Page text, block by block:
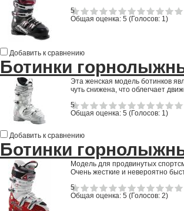
5
Общая оценка: 5 (Голосов: 1)
Добавить к сравнению
Ботинки
Эта женская модель ботинков
чуть снижена, что облегчает
5
Общая оценка: 5 (Голосов: 1)
Добавить к сравнению
Ботинки
Модель для продвинутых
Очень жесткие и невероятно
5
Общая оценка: 5 (Голосов: 2)